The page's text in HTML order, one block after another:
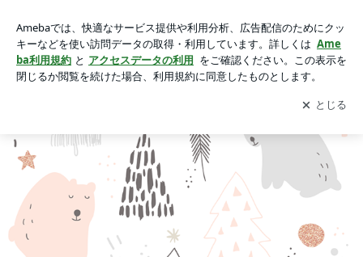
アプリをダウンロードして ブログの更新通知
を受け取りまし
ょう。
開く